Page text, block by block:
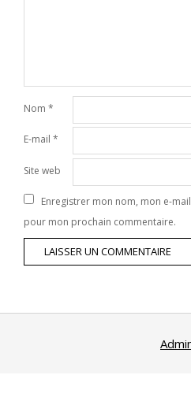
Nom *
E-mail *
Site web
Enregistrer mon nom, mon e-
pour mon prochain commentaire.